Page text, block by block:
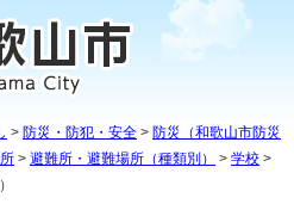
> 防災・防犯・安全 > 防災（和歌山市防災
> 避難所・避難場所（種類別） > 学校 >